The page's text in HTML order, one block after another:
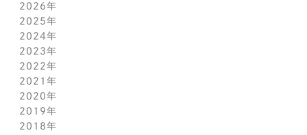
2026年
8月(4)
7月(14)
6月(5)
5月(6)
4月(12)
3月(13)
2月(9)
1月(4)
2025年
12月(6)
11月(5)
10月(8)
9月(12)
8月(8)
7月(10)
6月(6)
2024年
12月(7)
11月(5)
10月(12)
9月(4)
8月(5)
7月(11)
2023年
12月(3)
11月(13)
10月(11)
9月(3)
8月(5)
2022年
12月(2)
11月(4)
10月(4)
9月(1)
2021年
12月(4)
11月(2)
10月(6)
2020年
12月(2)
11月(3)
2019年
12月(2)
2018年